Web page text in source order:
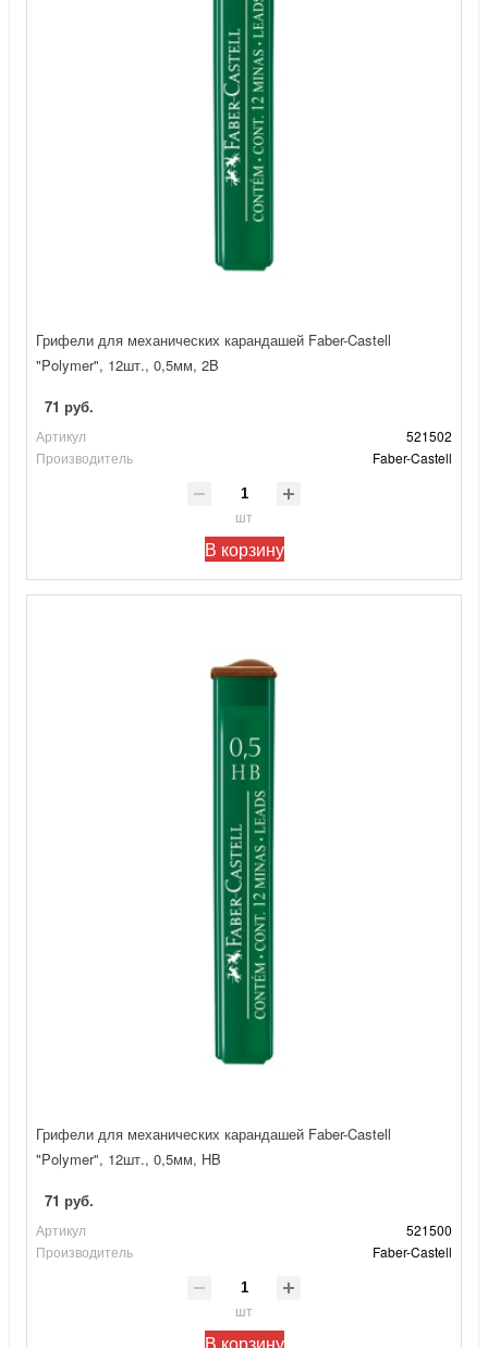
Грифели для механических карандашей Faber-Castell
"Polymer", 12шт., 0,5мм, 2B
71 руб.
Артикул
521502
Производитель
Faber-Castell
шт
В корзину
Грифели для механических карандашей Faber-Castell
"Polymer", 12шт., 0,5мм, HB
71 руб.
Артикул
521500
Производитель
Faber-Castell
шт
В корзину